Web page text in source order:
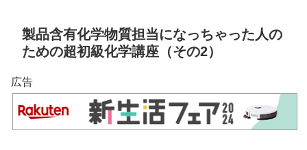
製品含有化学物質担当になっちゃった人の
ための超初級化学講座（その2）
広告